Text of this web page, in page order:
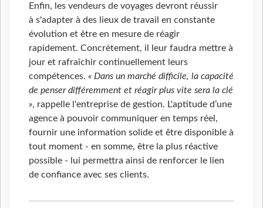
Enfin, les vendeurs de voyages devront réussir
à s'adapter à des lieux de travail en constante
évolution et être en mesure de réagir
rapidement. Concrètement, il leur faudra mettre à
jour et rafraîchir continuellement leurs
compétences. « Dans un marché difficile, la capacité
de penser différemment et réagir plus vite sera la clé
», rappelle l'entreprise de gestion. L'aptitude d’une
agence à pouvoir communiquer en temps réel,
fournir une information solide et être disponible à
tout moment - en somme, être la plus réactive
possible - lui permettra ainsi de renforcer le lien
de confiance avec ses clients.